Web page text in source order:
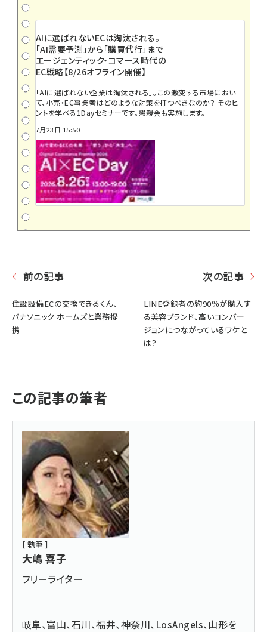
AIに選ばれないECは淘汰される。
「AI需要予測」から「購買代行」まで
エージェンティック・コマース時代の
EC戦略【8/26オフライン開催】
「AIに選ばれない企業は淘汰される」――。この激変する市場におい
て、小売・EC事業者はどのような対策を打つべきなのか？ そのヒ
ントを学べる1Dayセミナーです。懇親会も実施します。
7月23日 15:50
前の記事
住設設備ECの交換できるくん、
パナソニック ホームズと業務提
携
次の記事
LINE登録者の約90％が購入す
る美容ブランド、高いコンバー
ジョンにつながっているワケと
は？
この記事の筆者
[ 執筆 ]
大嶋 喜子
フリーライター
岐阜、富山、石川、福井、神奈川、LosAngels、山形を